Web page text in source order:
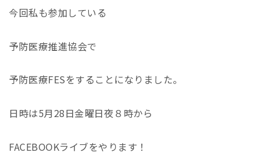
今回私も参加している
予防医療推進協会で
予防医療FESをすることになりました。
日時は5月28日金曜日夜８時から
FACEBOOKライブをやります！